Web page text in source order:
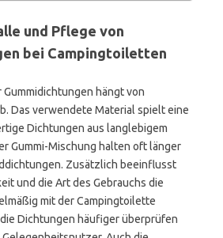
und Pflege von
bei Campingtoiletten
hängt von
Das verwendete Material spielt eine
Dichtungen aus langlebigem
Gummi-Mischung halten oft länger
Zusätzlich beeinflusst
und die Art des Gebrauchs die
mit der Campingtoilette
Dichtungen häufiger überprüfen